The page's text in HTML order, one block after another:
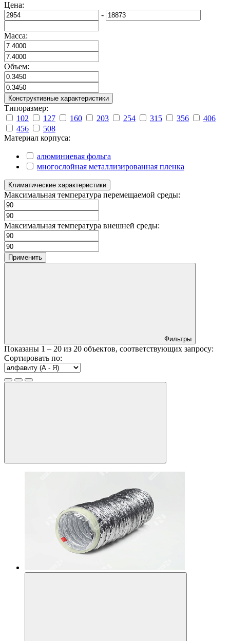
Цена:
-
Масса:
Объем:
Конструктивные характеристики
Типоразмер:
102
127 160 203 254 315 356
406
456
508
Материал корпуса:
алюминиевая фольга
многослойная металлизированная пленка
Климатические характеристики
Максимальная температура перемещаемой среды:
Максимальная температура внешней среды:
Применить
Фильтры
Показаны 1 – 20 из 20 объектов, соответствующих запросу:
Сортировать по: